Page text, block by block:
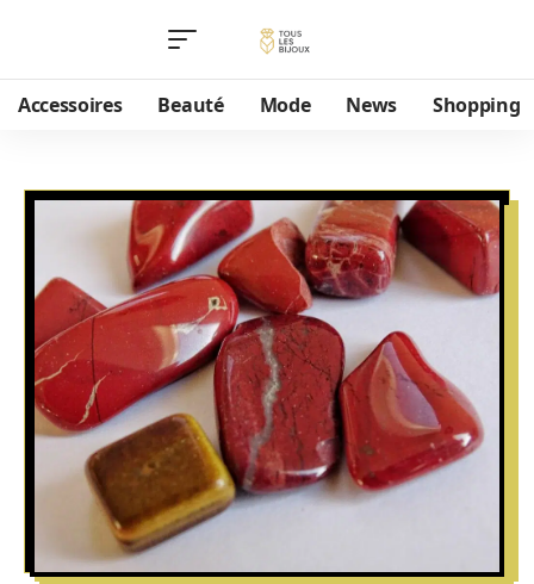
Accessoires Beauté Mode News Shopping